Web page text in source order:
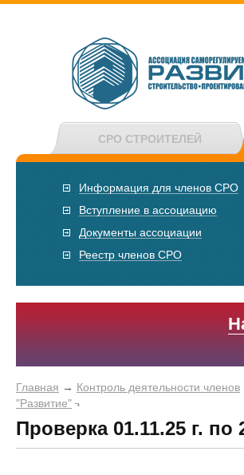
СРО СТРОИТЕЛЕЙ
Информация для членов СРО
Вступление в ассоциацию
Документы ассоциации
Реестр членов СРО
Главная → Контроль деятельности членов
"Развитие"
Проверка 01.11.25 г. по